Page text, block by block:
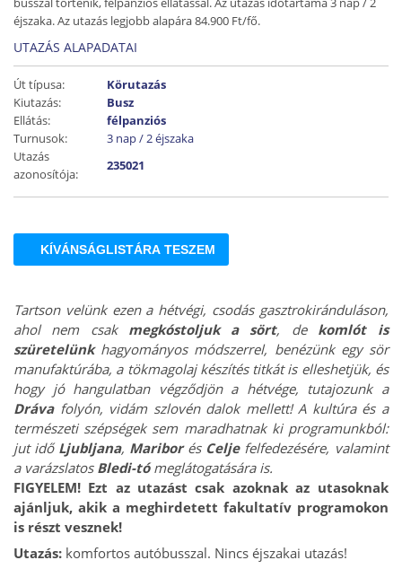
éjszaka. Az utazás legjobb alapára 84.900 Ft/fő.
UTAZÁS ALAPADATAI
Út típusa:
Körutazás
Kiutazás:
Busz
Ellátás:
félpanziós
Turnusok:
3 nap / 2 éjszaka
Utazás
azonosítója:
235021
KÍVÁNSÁGLISTÁRA TESZEM
Tartson velünk ezen a hétvégi, csodás gasztrokiránduláson,
ahol nem csak megkóstoljuk a sört, de komlót is
szüretelünkhagyományos módszerrel, benézünk egy sör
manufaktúrába, a tökmagolaj készítés titkát is elleshetjük, és
hogy jó hangulatban végződjön a hétvége, tutajozunk a
Drávafolyón, vidám szlovén dalok mellett! A kultúra és a
természeti szépségek sem maradhatnak ki programunkból:
jut idő Ljubljana, Maribor és Celje felfedezésére, valamint
a varázslatosBledi-tómeglátogatására is.
FIGYELEM! Ezt az utazást csak azoknak az utasoknak
ajánljuk, akik a meghirdetett fakultatív programokon
is részt vesznek!
Utazás: komfortos autóbusszal. Nincs éjszakai utazás!